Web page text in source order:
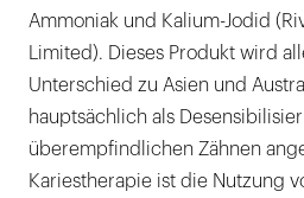
Ammoniak und Kalium-Jodid
Limited). Dieses Produkt wird
Unterschied zu Asien und
hauptsächlich als
überempfindlichen Zähnen
Kariestherapie ist die Nutzung